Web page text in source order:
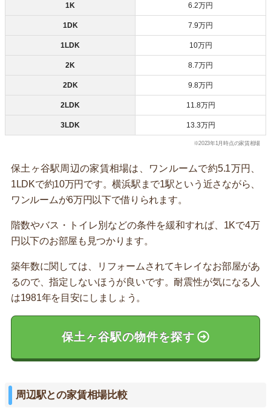
1K 6.2万円
1DK 7.9万円
1LDK 10万円
2K 8.7万円
2DK 9.8万円
2LDK 11.8万円
3LDK 13.3万円
※2023年1月時点の家賃相場
保土ヶ谷駅周辺の家賃相場は、ワンルームで約5.1万円、
1LDKで約10万円です。横浜駅まで1駅という近さながら、
ワンルームが6万円以下で借りられます。
階数やバス・トイレ別などの条件を緩和すれば、1Kで4万
円以下のお部屋も見つかります。
築年数に関しては、リフォームされてキレイなお部屋があ
るので、指定しないほうが良いです。耐震性が気になる人
は1981年を目安にしましょう。
保土ヶ谷駅の物件を探す
周辺駅との家賃相場比較